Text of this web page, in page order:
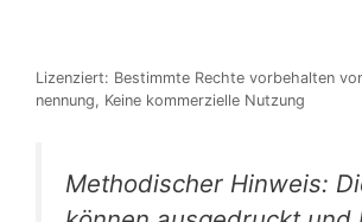
Lizen­ziert: Bestimm­te Rech­te vor­be­hal­ten
nen­nung, Kei­ne kom­mer­zi­el­le Nutzung
Metho­di­scher Hin­weis: